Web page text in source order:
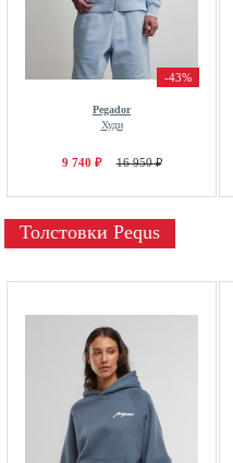
-43%
Pegador
Худи
9 740 ₽ 16 950 ₽
Толстовки Pequs